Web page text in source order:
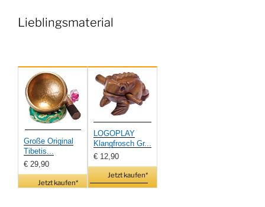
Lieblingsmaterial
Große Original
Tibetis...
€ 29,90
Jetzt kaufen*
LOGOPLAY
Klangfrosch Gr...
€ 12,90
Jetzt kaufen*